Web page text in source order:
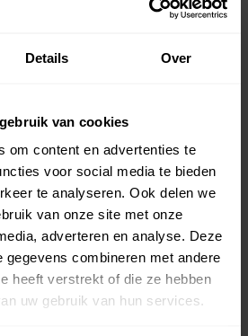
Details Over
van cookies
om content en advertenties te
voor social media te bieden
te analyseren. Ook delen we
van onze site met onze
adverteren en analyse. Deze
gegevens combineren met andere
heeft verstrekt of die ze hebben
uw gebruik van hun services.
(1 jaar gratis
updates
gratis updates van nieuwe